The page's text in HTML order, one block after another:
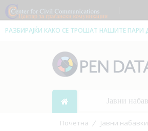
РАЗБИРАЈЌИ КАКО СЕ ТРОШАТ НАШИТЕ
Јавни
Почетна Јавни набавки